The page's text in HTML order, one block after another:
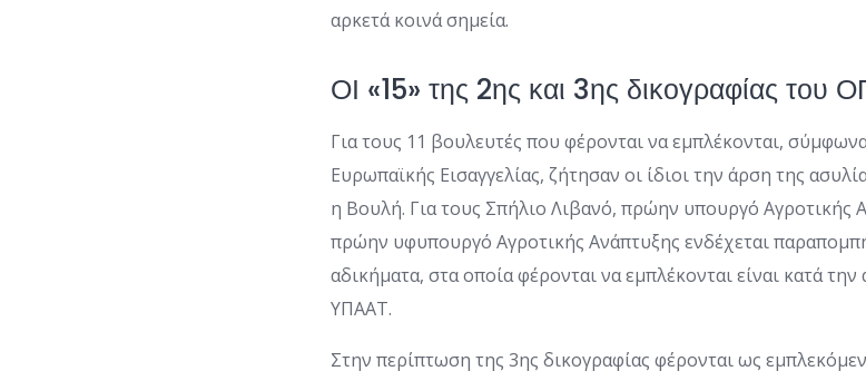
αρκετά κοινά σημεία.
ΟΙ «15» της 2ης και 3ης δικογραφίας
Για τους 11 βουλευτές που φέρονται να εμπλέκονται,
Ευρωπαϊκής Εισαγγελίας, ζήτησαν οι ίδιοι την άρση της
η Βουλή. Για τους Σπήλιο Λιβανό, πρώην υπουργό Αγροτικής
πρώην υφυπουργό Αγροτικής Ανάπτυξης ενδέχεται
αδικήματα, στα οποία φέρονται να εμπλέκονται είναι κατά
ΥΠΑΑΤ.
Στην περίπτωση της 3ης δικογραφίας φέρονται ως